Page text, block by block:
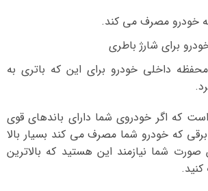
خودرو مصرف می کند.
برای شارژ باطری
داخلی خودرو برای این که باتری به
که اگر خودروی شما دارای باندهای قوی
که خودرو شما مصرف می کند بسیار بالا
شما نیازمند این هستید که بالاترین
کنید.